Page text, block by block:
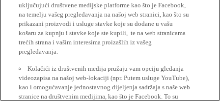
uključujući društvene medijske platforme kao što je Facebook,
na temelju vašeg pregledavanja na našoj web stranici, kao što su
prikazani proizvodi i usluge stavke koje su dodane u vašu
košaru za kupnju i stavke koje ste kupili, te na web stranicama
trećih strana i vašim interesima proizašlih iz vašeg
pregledavanja.
Kolačići iz društvenih medija pružaju vam opciju gledanja
videozapisa na našoj web-lokaciji (npr. Putem usluge YouTube),
kao i omogućavanje jednostavnog dijeljenja sadržaja s naše web
stranice na društvenim medijima, kao što je Facebook. To su